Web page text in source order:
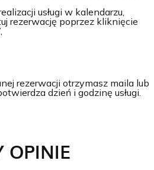
usługi w kalendarzu,
rezerwację poprzez kliknięcie
rezerwacji otrzymasz maila lub
dzień i godzinę usługi.
OPINIE